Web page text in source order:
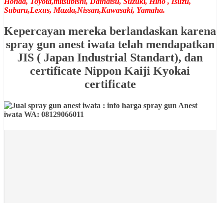
Subaru,Lexus, Mazda,Nissan,Kawasaki, Yamaha.
Kepercayan mereka berlandaskan karena
spray gun anest iwata telah mendapatkan
JIS ( Japan Industrial Standart), dan
certificate Nippon Kaiji Kyokai
certificate